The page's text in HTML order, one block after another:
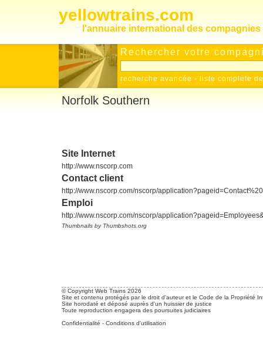
yellowtrains.com
l'annuaire international des
Rechercher votre
recherche avancée - liste complète
Norfolk Southern
Site Internet
http://www.nscorp.com
Contact client
http://www.nscorp.com/nscorp/
Emploi
http://www.nscorp.com/nscorp/
Thumbnails by Thumbshots.org
© Copyright Web Trains 2026
Site et contenu protégés par le droit d'auteur et le Code de la Propriété
Site horodaté et déposé auprès d'un huissier de justice
Toute reproduction engagera des poursuites judiciaires
Confidentialité - Conditions d'utilisation